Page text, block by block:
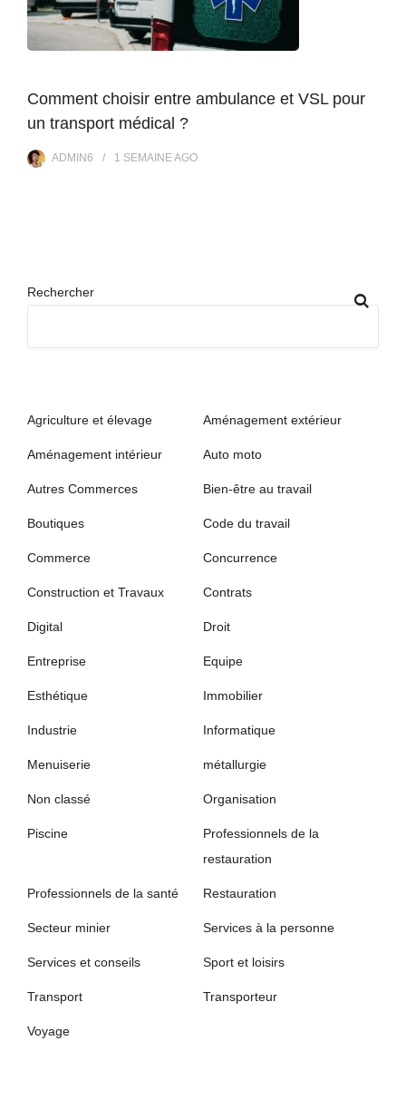
Comment choisir entre ambulance et VSL pour
un transport médical ?
ADMIN6 1 SEMAINEAGO
Rechercher
Agriculture et élevage Aménagement extérieur
Aménagement intérieur Auto moto
Autres Commerces Bien-être au travail
Boutiques Code du travail
Commerce Concurrence
Construction et Travaux Contrats
Digital Droit
Entreprise Equipe
Esthétique Immobilier
Industrie Informatique
Menuiserie métallurgie
Non classé Organisation
Piscine
Professionnels de la
restauration
Professionnels de la santé Restauration
Secteur minier Services à la personne
Services et conseils Sport et loisirs
Transport Transporteur
Voyage